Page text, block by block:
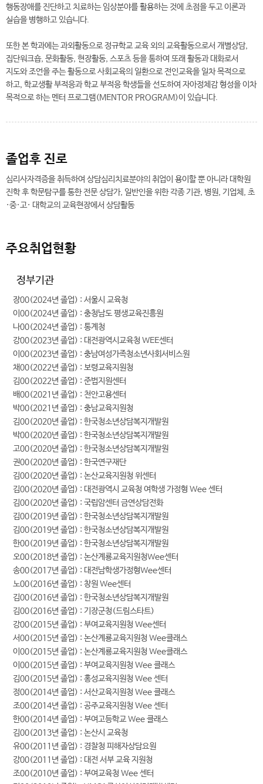
행동장애를 진단하고 치료하는 임상분야를 활용하는 것에 초점을 두고 이론과
실습을 병행하고 있습니다.
또한 본 학과에는 과외활동으로 정규학교 교육 외의 교육활동으로서 개별상담,
집단워크숍, 문화활동, 현장활동, 스포츠 등을 통하여 또래 활동과 대화로서
지도와 조언을 주는 활동으로 사회교육의 일환으로 전인교육을 일차 목적으로
하고, 학교생활 부적응과 학교 부적응 학생들을 선도하여 자아정체감 형성을 이차
목적으로 하는 멘터 프로그램(MENTOR PROGRAM)이 있습니다.
졸업후 진로
심리사자격증을 취득하여 상담심리치료분야의 취업이 용이할 뿐 아니라 대학원
진학 후 학문탐구를 통한 전문 상담가, 일반인을 위한 각종 기관, 병원, 기업체, 초
·중·고· 대학교의 교육현장에서 상담활동
주요취업현황
정부기관
장00(2024년 졸업) : 서울시 교육청
이00(2024년 졸업) : 충청남도 평생교육진흥원
나00(2024년 졸업) : 통계청
강00(2023년 졸업) : 대전광역시교육청 WEE센터
이00(2023년 졸업) : 충남여성가족청소년사회서비스원
채00(2022년 졸업) : 보령교육지원청
김00(2022년 졸업) : 준법지원센터
배00(2021년 졸업) : 천안고용센터
박00(2021년 졸업) : 충남교육지원청
김00(2020년 졸업) : 한국청소년상담복지개발원
박00(2020년 졸업) : 한국청소년상담복지개발원
고00(2020년 졸업) : 한국청소년상담복지개발원
권00(2020년 졸업) : 한국연구재단
김00(2020년 졸업) : 논산교육지원청 위센터
김00(2020년 졸업) : 대전광역시 교육청 여학생 가정형 Wee 센터
김00(2020년 졸업) : 국립암센터 금연상담전화
김00(2019년 졸업) : 한국청소년상담복지개발원
김00(2019년 졸업) : 한국청소년상담복지개발원
한00(2019년 졸업) : 한국청소년상담복지개발원
오00(2018년 졸업) : 논산계룡교육지원청Wee센터
송00(2017년 졸업) : 대전남학생가정형Wee센터
노00(2016년 졸업) : 창원 Wee센터
김00(2016년 졸업) : 한국청소년상담복지개발원
김00(2016년 졸업) : 기장군청(드림스타트)
강00(2015년 졸업) : 부여교육지원청 Wee센터
서00(2015년 졸업) : 논산계룡교육지원청 Wee클래스
이00(2015년 졸업) : 논산계룡교육지원청 Wee클래스
이00(2015년 졸업) : 부여교육지원청 Wee 클래스
김00(2015년 졸업) : 홍성교육지원청 Wee 센터
정00(2014년 졸업) : 서산교육지원청 Wee 클래스
조00(2014년 졸업) : 공주교육지원청 Wee 센터
한00(2014년 졸업) : 부여고등학교 Wee 클래스
김00(2013년 졸업) : 논산시 교육청
유00(2011년 졸업) : 경찰청 피해자상담요원
강00(2011년 졸업) : 대전 서부 교육 지원청
조00(2010년 졸업) : 부여교육청 Wee 센터